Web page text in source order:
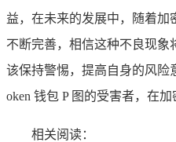
益，在未来的发展中，随着加
不断完善，相信这种不良现象
该保持警惕，提高自身的风险
oken 钱包 P 图的受害者，在
相关阅读：